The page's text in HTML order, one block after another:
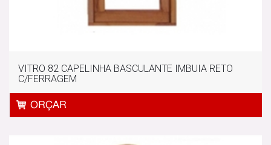
VITRO 82 CAPELINHA BASCULANTE IMBUIA RETO
C/FERRAGEM